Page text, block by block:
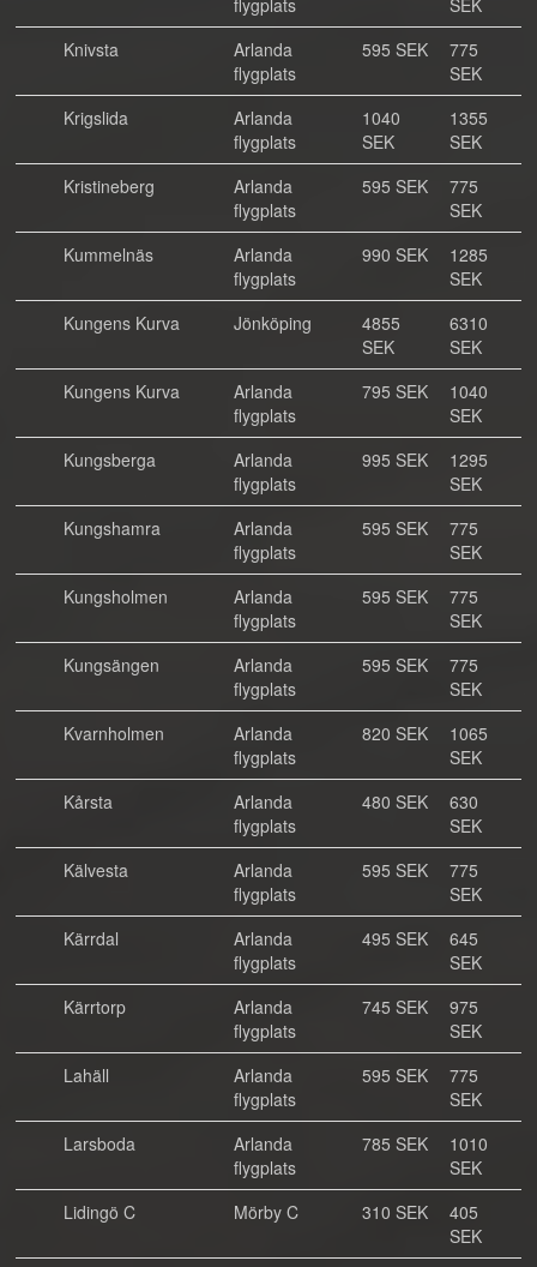
flygplats
SEK
Knivsta
Arlanda
flygplats
595 SEK
775
SEK
Krigslida
Arlanda
flygplats
1040
SEK
1355
SEK
Kristineberg
Arlanda
flygplats
595 SEK
775
SEK
Kummelnäs
Arlanda
flygplats
990 SEK
1285
SEK
Kungens Kurva
Jönköping
4855
SEK
6310
SEK
Kungens Kurva
Arlanda
flygplats
795 SEK
1040
SEK
Kungsberga
Arlanda
flygplats
995 SEK
1295
SEK
Kungshamra
Arlanda
flygplats
595 SEK
775
SEK
Kungsholmen
Arlanda
flygplats
595 SEK
775
SEK
Kungsängen
Arlanda
flygplats
595 SEK
775
SEK
Kvarnholmen
Arlanda
flygplats
820 SEK
1065
SEK
Kårsta
Arlanda
flygplats
480 SEK
630
SEK
Kälvesta
Arlanda
flygplats
595 SEK
775
SEK
Kärrdal
Arlanda
flygplats
495 SEK
645
SEK
Kärrtorp
Arlanda
flygplats
745 SEK
975
SEK
Lahäll
Arlanda
flygplats
595 SEK
775
SEK
Larsboda
Arlanda
flygplats
785 SEK
1010
SEK
Lidingö C
Mörby C 310 SEK
405
SEK